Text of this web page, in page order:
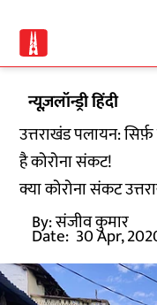
न्यूज़लॉन्ड्री हिंदी
उत्तराखंड पलायन:
है कोरोना संकट!
क्या कोरोना संकट
By:संजीव कुमार
Date: 30 Apr,